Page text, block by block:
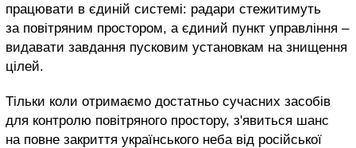
працювати в єдиній системі: радари стежитимуть
за повітряним простором, а єдиний пункт управління –
видавати завдання пусковим установкам на знищення
цілей.
Тільки коли отримаємо достатньо сучасних засобів
для контролю повітряного простору, з'явиться шанс
на повне закриття українського неба від російської